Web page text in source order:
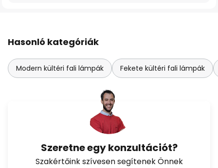
Hasonló kategóriák
Modern kültéri fali lámpák Fekete kültéri fali lámpák
Szeretne egy konzultációt?
Szakértőink szívesen segítenek Önnek